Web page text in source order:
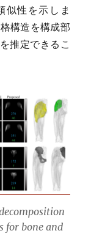
似性を示しま
構造を構成部
推定できるこ
for bone and